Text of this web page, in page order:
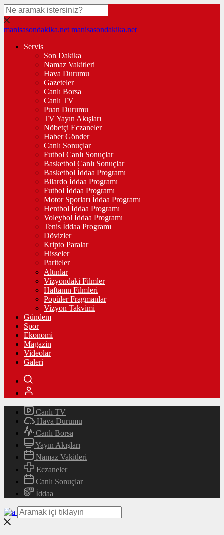
manisasondakika.net manisasondakika.net
Servis
Son Dakika
Namaz Vakitleri
Hava Durumu
Gazeteler
Canlı Borsa
Canlı TV
Puan Durumu
TV Yayın Akışları
Nöbetçi Eczaneler
Haber Gönder
Canlı Sonuçlar
Futbol Canlı Sonuçlar
Basketbol Canlı Sonuçlar
Basketbol İddaa Programı
Bilardo İddaa Programı
Futbol İddaa Programı
Motor Sporları İddaa Programı
Hentbol İddaa Programı
Voleybol İddaa Programı
Tenis İddaa Programı
Dövizler
Kripto Paralar
Hisseler
Pariteler
Altınlar
Vizyondaki Filmler
Haftanın Filmleri
Popüler Fragmanlar
Vizyon Takvimi
Gündem
Spor
Ekonomi
Magazin
Videolar
Galeri
Canlı TV
Hava Durumu
Canlı Borsa
Yayın Akışları
Namaz Vakitleri
Eczaneler
Canlı Sonuçlar
İddaa